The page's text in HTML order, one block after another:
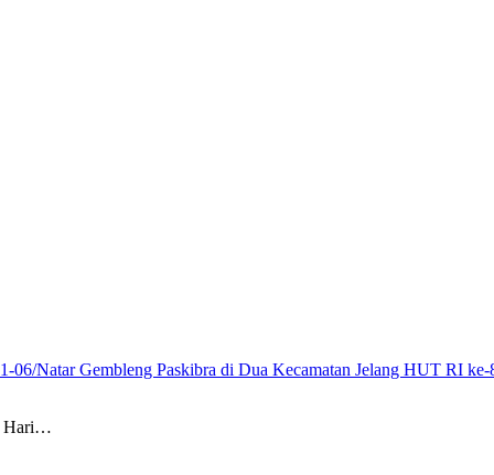
06/Natar Gembleng Paskibra di Dua Kecamatan Jelang HUT RI ke-
Hari…